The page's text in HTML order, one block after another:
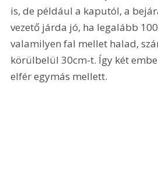
is, de például a kaputól, a
vezető járda jó, ha legalább
valamilyen fal mellet halad,
körülbelül 30cm-t. Így két
elfér egymás mellett.